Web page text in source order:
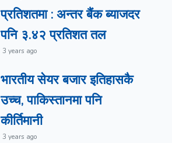
प्रतिशतमा : अन्तर बैंक ब्याजदर
पनि ३.४२ प्रतिशत तल
3 years ago
भारतीय सेयर बजार इतिहासकै
उच्च, पाकिस्तानमा पनि
कीर्तिमानी
3 years ago